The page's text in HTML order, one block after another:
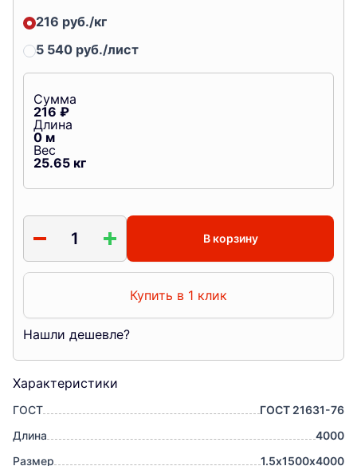
Характеристики
ГОСТ
ГОСТ 21631-76
Длина
4000
Размер
1.5х1500х4000
216 руб./кг
5 540 руб./лист
Сумма
216 ₽
Длина
0м
Вес
25.65 кг
В корзину
Купить в 1 клик
Нашли дешевле?